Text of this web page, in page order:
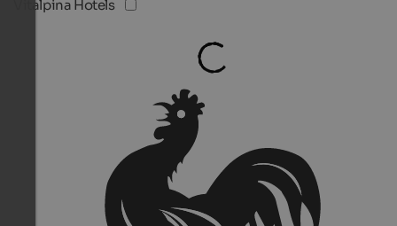
Vitalpina Hotels